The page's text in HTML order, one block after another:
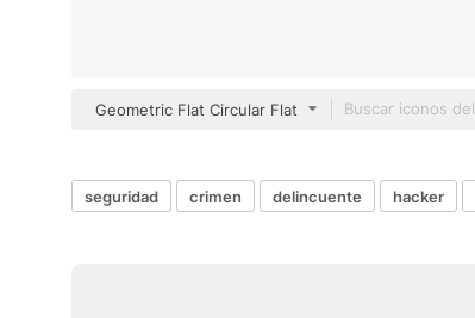
Geometric Flat Circular Flat
seguridad crimen delincuente hacker